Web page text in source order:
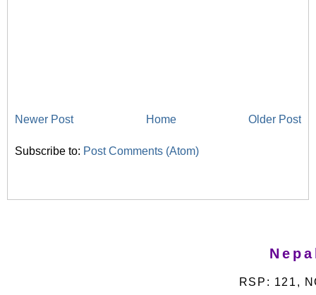
Newer Post Older Post
Home
Subscribe to: Post Comments (Atom)
RSP: 121,